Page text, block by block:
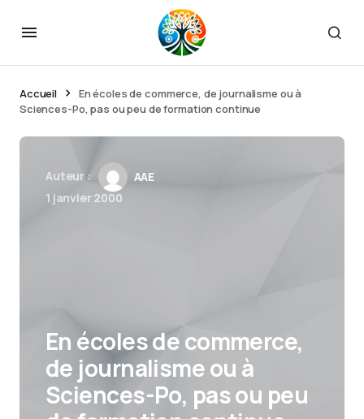
Accueil
En écoles de commerce, de journalisme ou à
Sciences-Po, pas ou peu de formation continue
Auteur :
AAE
1 janvier 2000
En écoles de commerce,
de journalisme ou à
Sciences-Po, pas ou peu